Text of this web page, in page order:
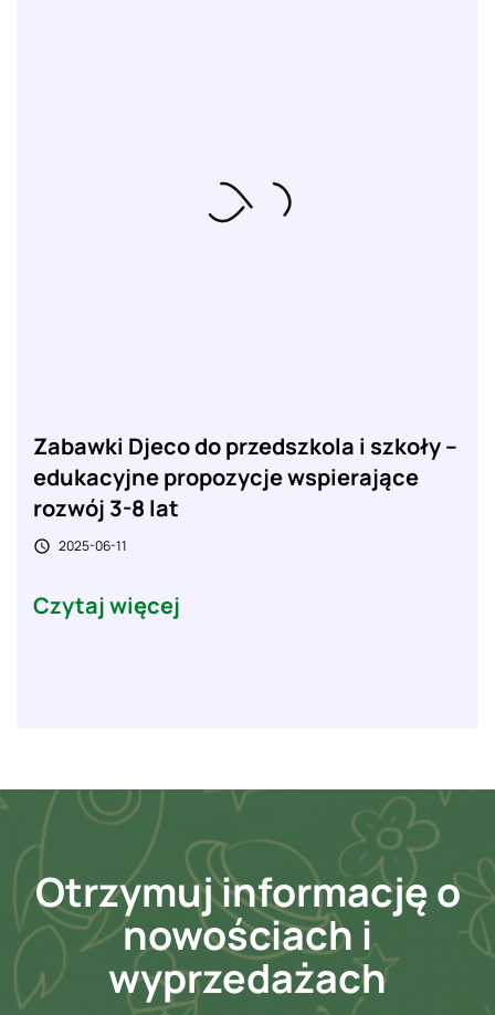
Zabawki Djeco do przedszkola i szkoły –
edukacyjne propozycje wspierające
rozwój 3-8 lat
 2025-06-11
Czytaj więcej
Otrzymuj informację o
nowościach i
wyprzedażach